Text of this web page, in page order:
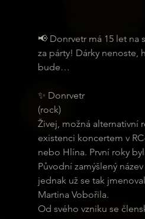
📢 Donrvetr má 15 let na
za párty! Dárky nenoste,
bude…
✨ Donrvetr
(rock)
Živej, možná alternativní
existenci koncertem v
nebo Hlína. První roky
Původní zamýšlený
jednak už se tak
Martina Vobořila.
Od svého vzniku se